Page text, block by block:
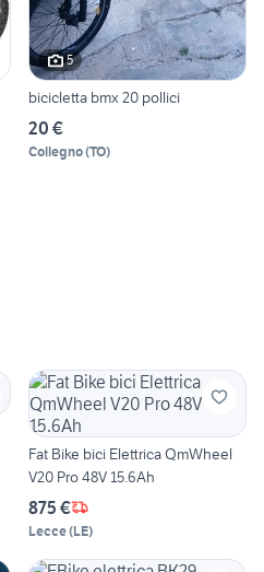
5
bicicletta bmx 20 pollici
20 €
Collegno(TO)
Fat Bike bici Elettrica QmWheel
V20 Pro 48V 15.6Ah
875 €
Lecce(LE)